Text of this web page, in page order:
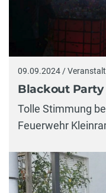
09.09.2024 /
Blackout Party
Tolle Stimmung
Feuerwehr